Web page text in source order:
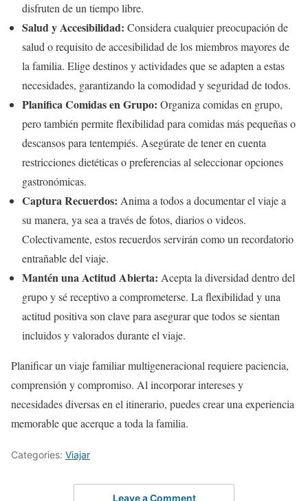
disfruten de un tiempo libre.
Salud y Accesibilidad: Considera cualquier preocupación de
salud o requisito de accesibilidad de los miembros mayores de
la familia. Elige destinos y actividades que se adapten a estas
necesidades, garantizando la comodidad y seguridad de todos.
Planifica Comidas en Grupo: Organiza comidas en grupo,
pero también permite flexibilidad para comidas más pequeñas o
descansos para tentempiés. Asegúrate de tener en cuenta
restricciones dietéticas o preferencias al seleccionar opciones
gastronómicas.
Captura Recuerdos: Anima a todos a documentar el viaje a
su manera, ya sea a través de fotos, diarios o videos.
Colectivamente, estos recuerdos servirán como un recordatorio
entrañable del viaje.
Mantén una Actitud Abierta: Acepta la diversidad dentro del
grupo y sé receptivo a comprometerse. La flexibilidad y una
actitud positiva son clave para asegurar que todos se sientan
incluidos y valorados durante el viaje.
Planificar un viaje familiar multigeneracional requiere paciencia,
comprensión y compromiso. Al incorporar intereses y
necesidades diversas en el itinerario, puedes crear una experiencia
memorable que acerque a toda la familia.
Categories: Viajar
Leave a Comment